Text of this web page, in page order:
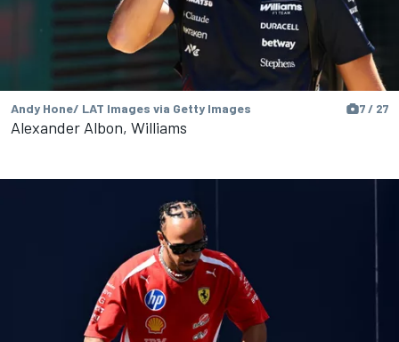
Andy Hone/ LAT Images via Getty Images 7 / 27
Alexander Albon, Williams